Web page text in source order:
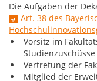
Die Aufgaben der
Art. 38 des
Vorsitz im
Studienzuschüsse
Vertretung der
Mitglied der